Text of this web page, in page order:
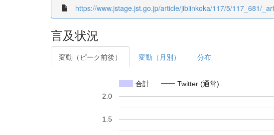
https://www.jstage.jst.go.jp/article/jibiinkoka/117/5/117_681/
言及状況
変動（ピーク前後） 変動（月別） 分布
合計 Twitter (通常)
1.5
2.0